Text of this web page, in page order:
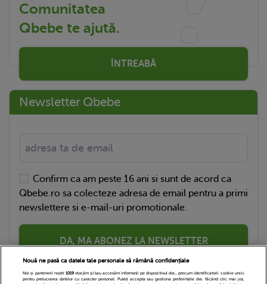
Comunitatea
Qbebe te ajută.
ÎNTREABĂ
Newsletter Qbebe
Confirm ca am peste 16 ani si sunt de acord ca
Qbebe.ro sa colecteze adresa de email pentru a primi
newslettere si e-mail-uri promotionale.
DA, MA ABONEZ LA NEWSLETTER
Nouă ne pasă ca datele tale personale să rămână confidențiale
Noi și partenerii noștri 1019stocăm și/sau accesăm informații pe dispozitivul dvs., precum identificatorii cookie unici
pentru prelucrarea datelor cu caracter personal. Puteți accepta sau gestiona preferințele dvs. făcând clic mai jos,